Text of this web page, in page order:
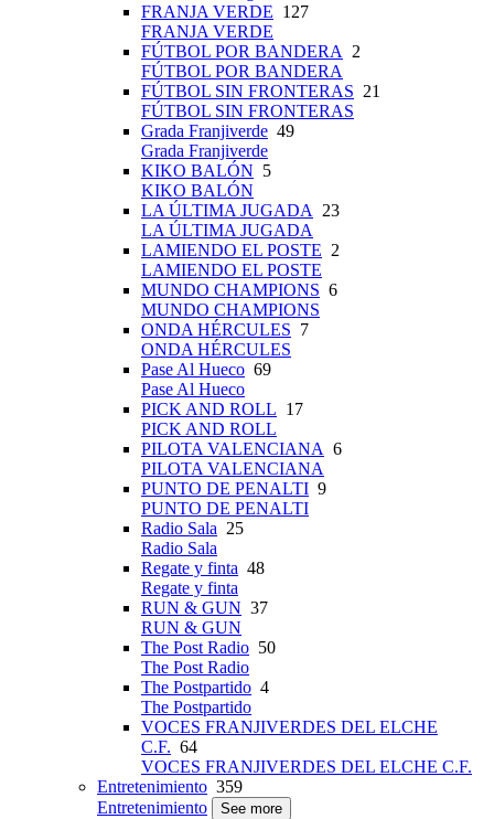
FRANJA VERDE 127
FRANJA VERDE
FÚTBOL POR BANDERA 2
FÚTBOL POR BANDERA
FÚTBOL SIN FRONTERAS 21
FÚTBOL SIN FRONTERAS
Grada Franjiverde 49
Grada Franjiverde
KIKO BALÓN 5
KIKO BALÓN
LA ÚLTIMA JUGADA 23
LA ÚLTIMA JUGADA
LAMIENDO EL POSTE 2
LAMIENDO EL POSTE
MUNDO CHAMPIONS 6
MUNDO CHAMPIONS
ONDA HÉRCULES 7
ONDA HÉRCULES
Pase Al Hueco 69
Pase Al Hueco
PICK AND ROLL 17
PICK AND ROLL
PILOTA VALENCIANA 6
PILOTA VALENCIANA
PUNTO DE PENALTI 9
PUNTO DE PENALTI
Radio Sala 25
Radio Sala
Regate y finta 48
Regate y finta
RUN & GUN 37
RUN & GUN
The Post Radio 50
The Post Radio
The Postpartido 4
The Postpartido
VOCES FRANJIVERDES DEL ELCHE
C.F. 64
VOCES FRANJIVERDES DEL ELCHE C.F.
Entretenimiento 359
Entretenimiento
See more